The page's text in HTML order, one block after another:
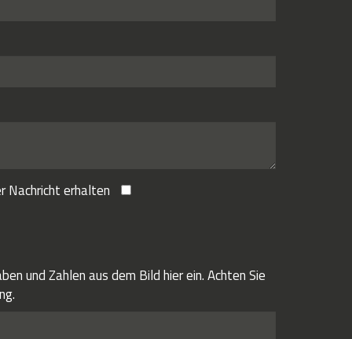
Nachricht erhalten
und Zahlen aus dem Bild hier ein. Achten Sie